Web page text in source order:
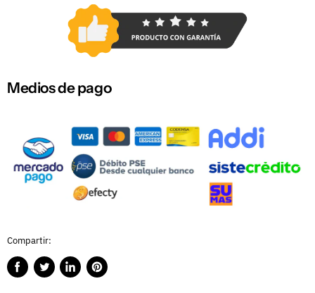
Medios de pago
Compartir:
CompartirPublicarCompartirGuardar